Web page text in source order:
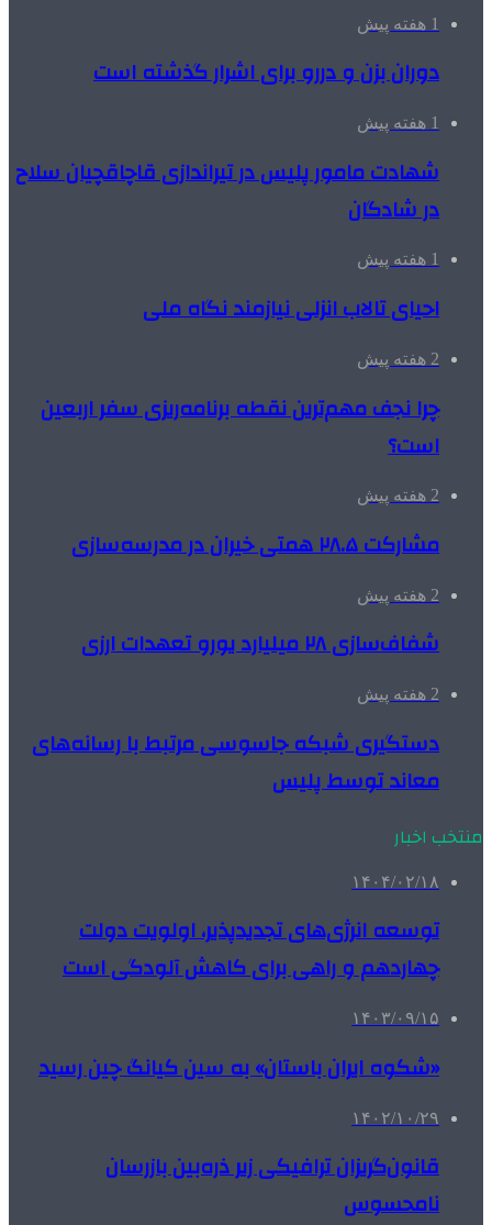
1 هفته پیش
دوران بزن و دررو برای اشرار گذشته است
1 هفته پیش
شهادت مامور پلیس در تیراندازی قاچاقچیان سلاح
در شادگان
1 هفته پیش
احیای تالاب انزلی نیازمند نگاه ملی
2 هفته پیش
چرا نجف مهم‌ترین نقطه برنامه‌ریزی سفر اربعین
است؟
2 هفته پیش
مشارکت ۲۸.۵ همتی خیران در مدرسه‌سازی
2 هفته پیش
شفاف‌سازی ۲۸ میلیارد یورو تعهدات ارزی
2 هفته پیش
دستگیری شبکه جاسوسی مرتبط با رسانه‌های
معاند توسط پلیس
منتخب اخبار
۱۴۰۴/۰۲/۱۸
توسعه انرژی‌های تجدیدپذیر، اولویت دولت
چهاردهم و راهی برای کاهش آلودگی است
۱۴۰۳/۰۹/۱۵
«شکوه ایران باستان» به سین کیانگ چین رسید
۱۴۰۲/۱۰/۲۹
قانون‌گریزان ترافیکی زیر ذره‌بین بازرسان
نامحسوس